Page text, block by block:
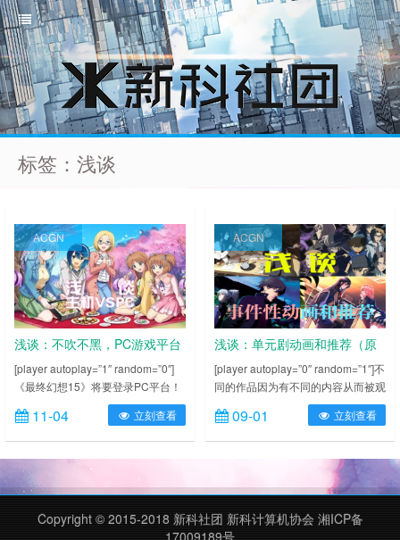
标签：浅谈
ACGN
浅谈：不吹不黑，PC游戏平台
vs主机游戏平台
[player autoplay=”1″ random=”0″]
《最终幻想15》将要登录PC平台！
听到这个消息的时候我是吃惊的，按
传统这种大IP日本主机游戏是不可能
这么快就上PC平台的，再怎么快也
要过个几年吧，《最终幻想15》才
出了多久……然后一查，是真的，并
且PC版相对于主机版，会有更好的
画面效……
11-04 立刻查看
ACGN
浅谈：单元剧动画和推荐（原
标题：事件性动画和推荐）
[player autoplay=”0″ random=”1″]不
同的作品因为有不同的内容从而被观
众整理归类到各个群里中，其中不缺
乏用叙事方式来区分的，今天我们就
来浅谈下事件性作品。什么叫“事件
性”？实际上这是我自己编造的词
语，但因为我实在是找不到称呼这一
类作品的广义（比如公路片）和专业
性（比如常规线性叙事……
09-01 立刻查看
Copyright © 2015-2018 新科社团 新科计算机协会 湘ICP备